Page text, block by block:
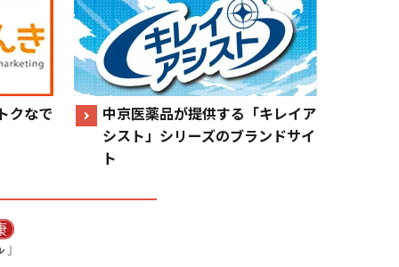
クなで
中京医薬品が提供する「キレイア
シスト」シリーズのブランドサイ
ト